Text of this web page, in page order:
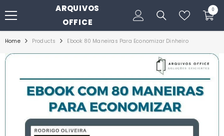
PULAR PARA O CONTEÚDO
ARQUIVOS
OFFICE
00
itens
Home Products Ebook 80 Maneiras Para Economizar Dinheiro